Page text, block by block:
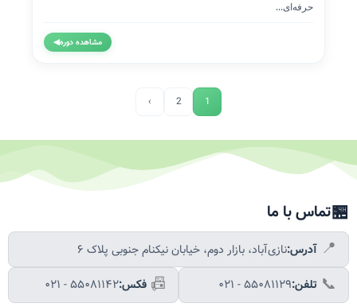
حرفه‌ای...
مشاهده دوره◀
1
2
›
🏪تماس با ما
📍 آدرس:نازی‌آباد، بازار دوم، خیابان نیکنام جنوبی پلاک ۶
📞 تلفن:۰۲۱ - ۵۵۰۸۱۱۲۹ 📠 فکس:۰۲۱ - ۵۵۰۸۱۱۴۲